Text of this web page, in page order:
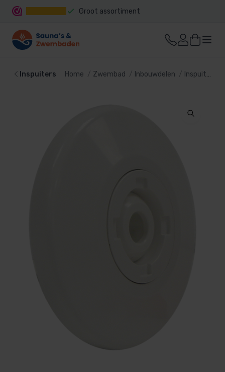
Groot assortiment
Inspuiters Home Zwembad Inbouwdelen Inspuiters